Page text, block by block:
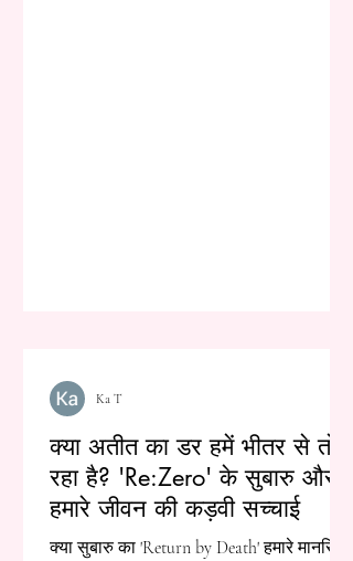
क्या अतीत का डर हमें भीतर से तोड़
रहा है? 'Re:Zero' के सुबारु और
हमारे जीवन की कड़वी सच्चाई
क्या सुबारु का 'Return by Death' हमारे मानसिक
Ka T